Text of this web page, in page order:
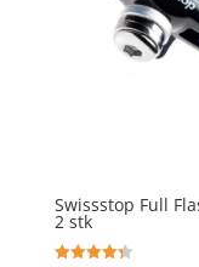
Swissstop Full
2 stk